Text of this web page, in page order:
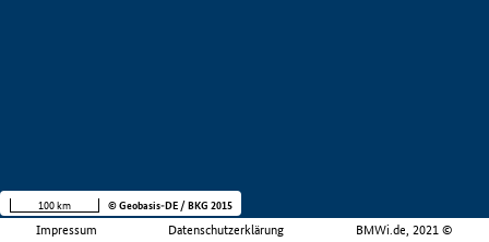
Impressum Datenschutzerklärung BMWi.de, 2021 ©
100 km © Geobasis-DE / BKG 2015